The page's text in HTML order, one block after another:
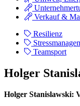
Verkauf &
Resilienz
Teamsport
Holger
Holger Stanislawski: